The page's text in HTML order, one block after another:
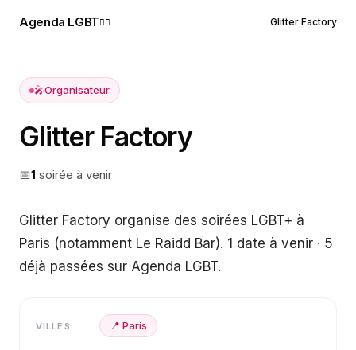
Agenda LGBT🏳️‍🌈 Glitter Factory
🎤Organisateur
Glitter Factory
📅1 soirée à venir
Glitter Factory organise des soirées LGBT+ à
Paris (notamment Le Raidd Bar). 1 date à venir · 5
déjà passées sur Agenda LGBT.
VILLES 📍 Paris